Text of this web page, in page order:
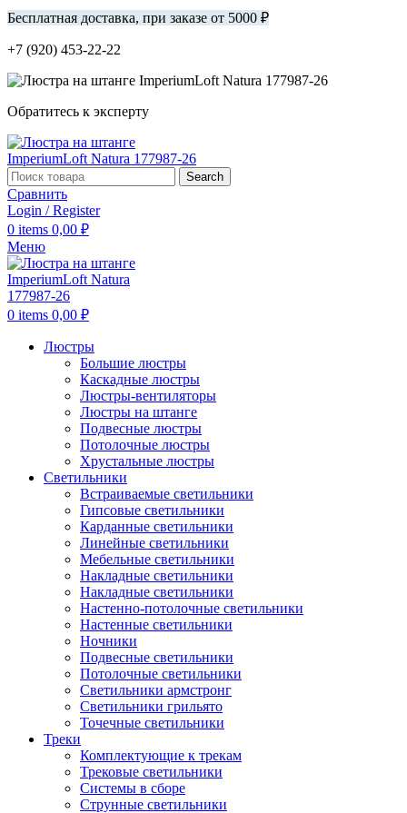
Бесплатная доставка, при заказе от 5000 ₽
+7 (920) 453-22-22
Обратитесь к эксперту
Search
Сравнить
Login / Register
0 items 0,00 ₽
Меню
0 items 0,00 ₽
Люстры
Большие люстры
Каскадные люстры
Люстры-вентиляторы
Люстры на штанге
Подвесные люстры
Потолочные люстры
Хрустальные люстры
Светильники
Встраиваемые светильники
Гипсовые светильники
Карданные светильники
Линейные светильники
Мебельные светильники
Накладные светильники
Накладные светильники
Настенно-потолочные светильники
Настенные светильники
Ночники
Подвесные светильники
Потолочные светильники
Светильники армстронг
Светильники грильято
Точечные светильники
Треки
Комплектующие к трекам
Трековые светильники
Системы в сборе
Струнные светильники